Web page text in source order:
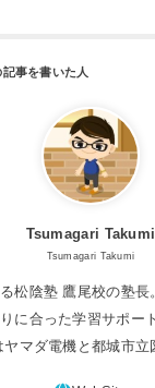
Tsumagari Takumi
Tsumagari Takumi
松陰塾 鷹尾校の塾長
に合った学習サポー
マダ電機と都城市立